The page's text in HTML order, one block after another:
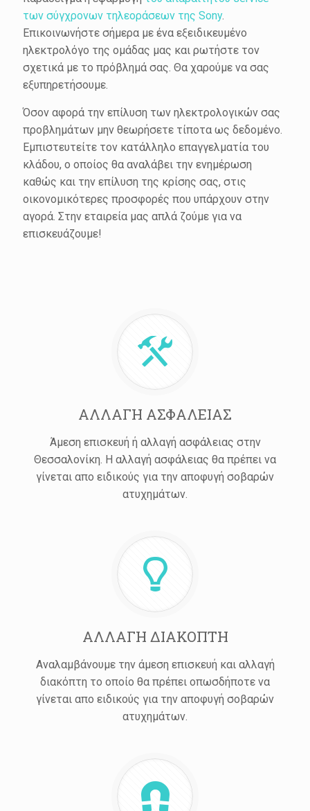
των σύγχρονων τηλεοράσεων της Sony.
Επικοινωνήστε σήμερα με ένα εξειδικευμένο
ηλεκτρολόγο της ομάδας μας και ρωτήστε τον
σχετικά με το πρόβλημά σας. Θα χαρούμε να σας
εξυπηρετήσουμε.
Όσον αφορά την επίλυση των ηλεκτρολογικών σας
προβλημάτων μην θεωρήσετε τίποτα ως δεδομένο.
Εμπιστευτείτε τον κατάλληλο επαγγελματία του
κλάδου, ο οποίος θα αναλάβει την ενημέρωση
καθώς και την επίλυση της κρίσης σας, στις
οικονομικότερες προσφορές που υπάρχουν στην
αγορά. Στην εταιρεία μας απλά ζούμε για να
επισκευάζουμε!
ΑΛΛΑΓΗ ΑΣΦΑΛΕΙΑΣ
Άμεση επισκευή ή αλλαγή ασφάλειας στην
Θεσσαλονίκη. Η αλλαγή ασφάλειας θα πρέπει να
γίνεται απο ειδικούς για την αποφυγή σοβαρών
ατυχημάτων.
ΑΛΛΑΓΗ ΔΙΑΚΟΠΤΗ
Αναλαμβάνουμε την άμεση επισκευή και αλλαγή
διακόπτη το οποίο θα πρέπει οπωσδήποτε να
γίνεται απο ειδικούς για την αποφυγή σοβαρών
ατυχημάτων.